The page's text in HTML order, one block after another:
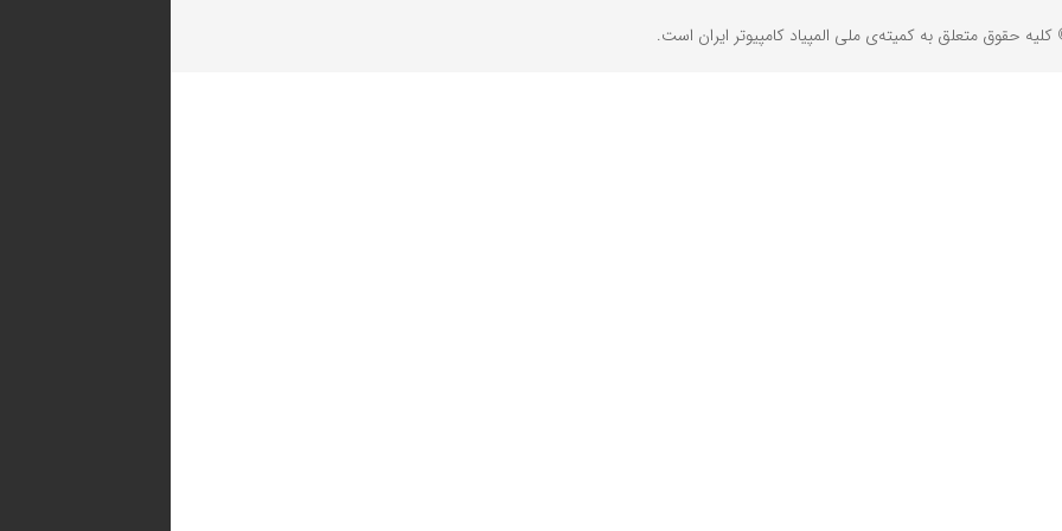
حقوق متعلق به کمیته‌ی ملی المپیاد کامپیوتر ایران است.